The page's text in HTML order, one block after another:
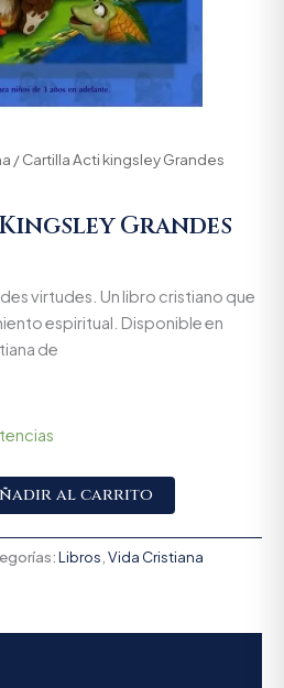
/ Cartilla Acti kingsley Grandes
Grandes
virtudes. Un libro cristiano que
espiritual. Disponible en
de
al carrito
Libros Vida Cristiana